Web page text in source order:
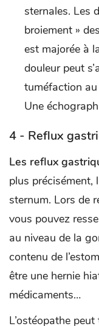
sternales. Les
broiement »
est majorée à
douleur peut
tuméfaction
Une
4 - Reflux
Les reflux
plus précisément,
sternum. Lors de
vous pouvez
au niveau de la
contenu de
être une hernie
médicaments…
L’ostéopathe